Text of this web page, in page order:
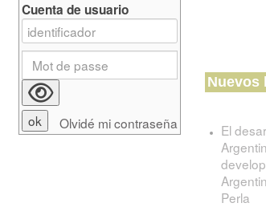
Cuenta de usuario
Olvidé mi contraseña
Nuevos
El
Perla